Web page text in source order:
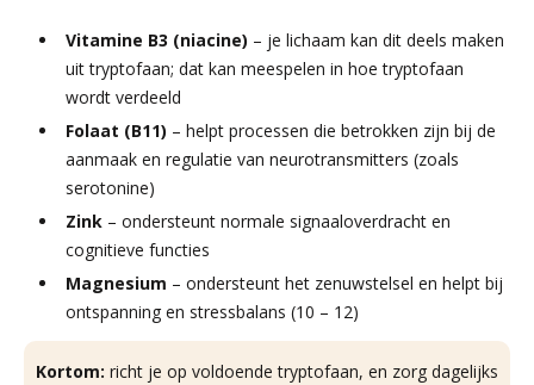
Vitamine B3 (niacine) – je lichaam kan dit deels maken
uit tryptofaan; dat kan meespelen in hoe tryptofaan
wordt verdeeld
Folaat (B11) – helpt processen die betrokken zijn bij de
aanmaak en regulatie van neurotransmitters (zoals
serotonine)
Zink– ondersteunt normale signaaloverdracht en
cognitieve functies
Magnesium – ondersteunt het zenuwstelsel en helpt bij
ontspanning en stressbalans (10 – 12)
Kortom: richt je op voldoende tryptofaan, en zorg dagelijks